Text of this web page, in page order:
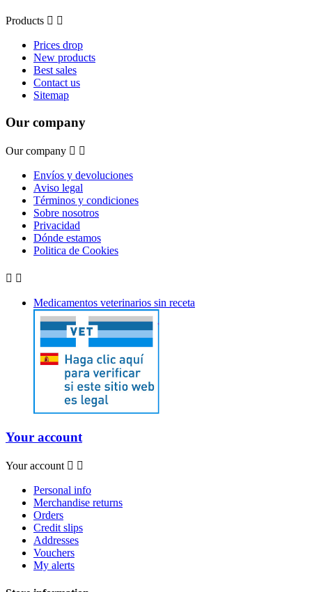
Products  
Prices drop
New products
Best sales
Contact us
Sitemap
Our company
Our company  
Envíos y devoluciones
Aviso legal
Términos y condiciones
Sobre nosotros
Privacidad
Dónde estamos
Politica de Cookies
 
Medicamentos veterinarios sin receta
Your account
Your account  
Personal info
Merchandise returns
Orders
Credit slips
Addresses
Vouchers
My alerts